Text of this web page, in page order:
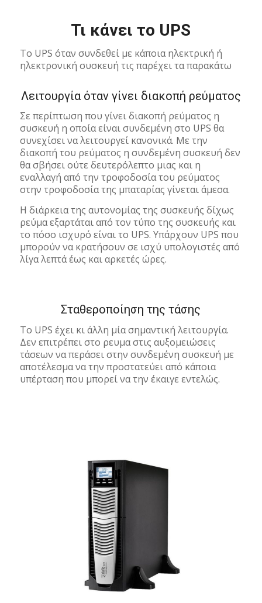
Τι κάνει το UPS
To UPS όταν συνδεθεί με κάποια ηλεκτρική ή
ηλεκτρονική συσκευή τις παρέχει τα παρακάτω
Λειτουργία όταν γίνει διακοπή ρεύματος
Σε περίπτωση που γίνει διακοπή ρεύματος η
συσκευή η οποία είναι συνδεμένη στο UPS θα
συνεχίσει να λειτουργεί κανονικά. Με την
διακοπή του ρεύματος η συνδεμένη συσκευή δεν
θα σβήσει ούτε δευτερόλεπτο μιας και η
εναλλαγή από την τροφοδοσία του ρεύματος
στην τροφοδοσία της μπαταρίας γίνεται άμεσα.
Η διάρκεια της αυτονομίας της συσκευής δίχως
ρεύμα εξαρτάται από τον τύπο της συσκευής και
το πόσο ισχυρό είναι το UPS. Υπάρχουν UPS που
μπορούν να κρατήσουν σε ισχύ υπολογιστές από
λίγα λεπτά έως και αρκετές ώρες.
Σταθεροποίηση της τάσης
Το UPS έχει κι άλλη μία σημαντική λειτουργία.
Δεν επιτρέπει στο ρευμα στις αυξομειώσεις
τάσεων να περάσει στην συνδεμένη συσκευή με
αποτέλεσμα να την προστατεύει από κάποια
υπέρταση που μπορεί να την έκαιγε εντελώς.